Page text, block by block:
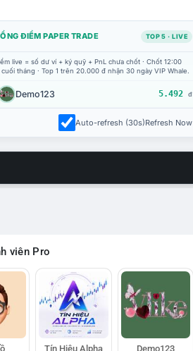
ĐIỂM PAPER TRADE TOP 5 · LIVE
live = số dư ví + ký quỹ + PnL chưa chốt · Chốt 12:00
tháng · Top 1 trên 20.000 đ nhận 30 ngày VIP Whale.
Demo123 5.492 đ
Auto-refresh (30s)Refresh Now
viên Pro
Tín Hiệu Alpha Demo123